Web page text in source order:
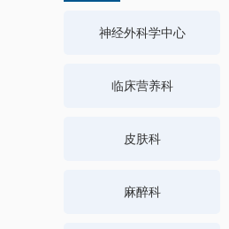
神经外科学中心
临床营养科
皮肤科
麻醉科